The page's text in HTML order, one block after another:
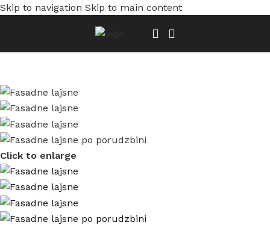
Skip to navigation Skip to main content
Click to enlarge